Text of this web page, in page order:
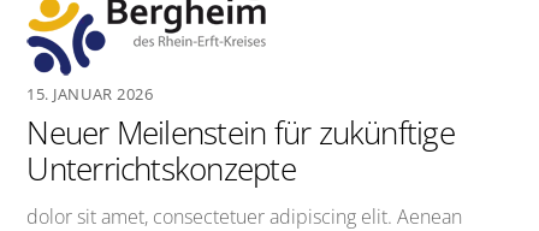
15. JANUAR 2026
Neuer Meilenstein für zukünftige
Unterrichtskonzepte
dolor sit amet, consectetuer adipiscing elit. Aenean